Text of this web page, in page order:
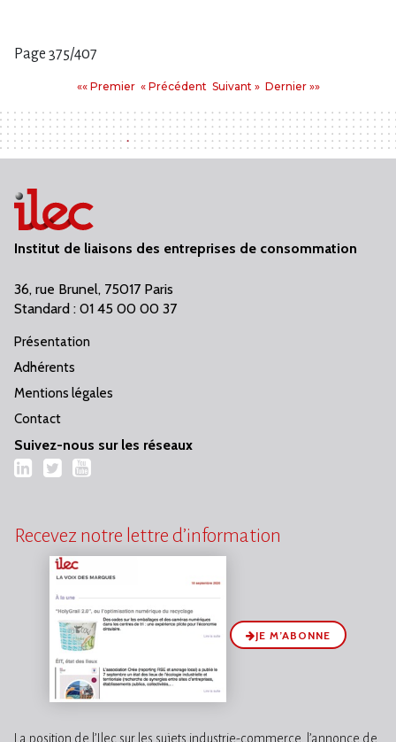
Page 375/407
«« PremierPremier
« PrécédentPrécédent
Suivant
Suivant » Dernier
Dernier »»
Institut de liaisons des entreprises de consommation
36, rue Brunel, 75017 Paris
Standard : 01 45 00 00 37
Présentation
Adhérents
Mentions légales
Contact
Suivez-nous sur les réseaux
LinkedIn
TwitterYouTube
Recevez notre lettre d’information
JE M’ABONNE
La position de l’Ilec sur les sujets industrie-commerce, l’annonce de